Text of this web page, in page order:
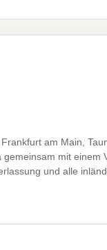
am Main,
mit einem
und alle